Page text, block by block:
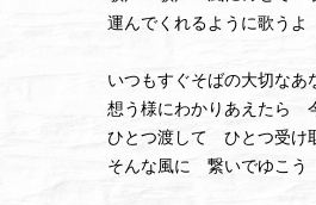
運んでくれるように歌うよ
いつもすぐそばの大切なあ
想う様にわかりあえたら
ひとつ渡して ひとつ受け
そんな風に 繋いでゆこう